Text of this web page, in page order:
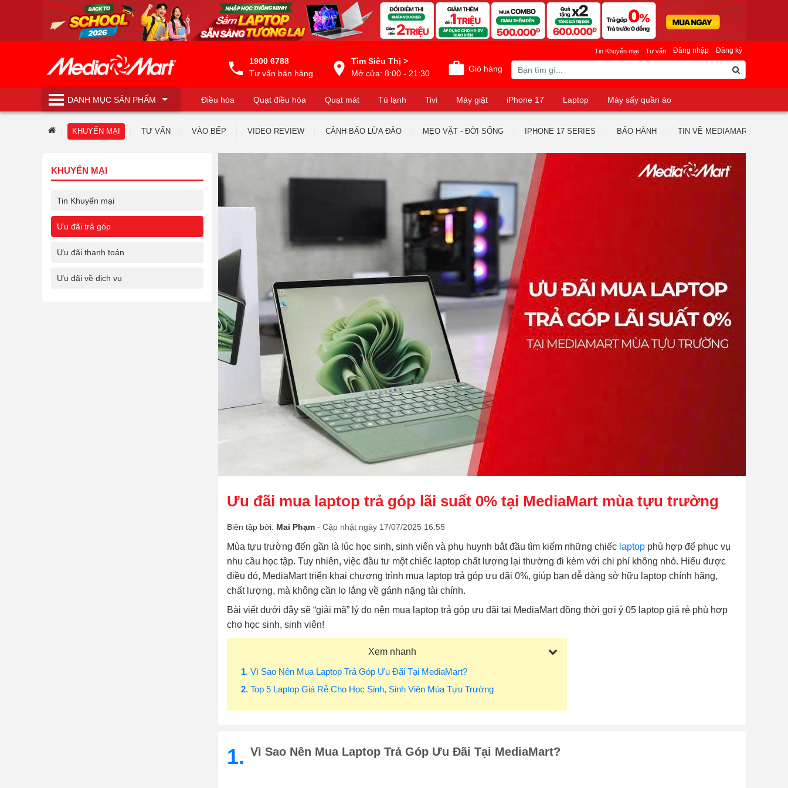
1900 6788
Tư vấn bán hàng
Tìm Siêu Thị >
Mở cửa: 8:00 - 21:30
Giỏ hàng
Đăng nhập Đăng ký
Tin Khuyến mại Tư vấn
DANH MỤCSẢN PHẨM Điều hòa Quạt điều hòa Quạt mát Tủ lạnh Tivi Máy giặt iPhone 17 Laptop
Máy sấy quần áo
Máy lọc nước
KHUYẾN MẠI TƯ VẤN VÀO BẾP VIDEO REVIEW CẢNH BÁO LỪA ĐẢO MẸO VẶT - ĐỜI SỐNG IPHONE 17 SERIES BẢO HÀNH TIN VỀ MEDIAMART
KHUYẾN MẠI
Tin Khuyến mại
Ưu đãi trả góp
Ưu đãi thanh toán
Ưu đãi về dịch vụ
Ưu đãi mua laptop trả góp lãi suất 0% tại MediaMart mùa tựu trường
Biên tập bởi: Mai Phạm - Cập nhật ngày 17/07/2025 16:55
Mùa tựu trường đến gần là lúc học sinh, sinh viên và phụ huynh bắt đầu tìm kiếm những chiếc laptop phù hợp để phục vụ
nhu cầu học tập. Tuy nhiên, việc đầu tư một chiếc laptop chất lượng lại thường đi kèm với chi phí không nhỏ. Hiểu được
điều đó, MediaMart triển khai chương trình mua laptop trả góp ưu đãi 0%, giúp bạn dễ dàng sở hữu laptop chính hãng,
chất lượng, mà không cần lo lắng về gánh nặng tài chính.
Bài viết dưới đây sẽ “giải mã” lý do nên mua laptop trả góp ưu đãi tại MediaMart đồng thời gợi ý 05 laptop giá rẻ phù hợp
cho học sinh, sinh viên!
Xem nhanh
1. Vì Sao Nên Mua Laptop Trả Góp Ưu Đãi Tại MediaMart?
2. Top 5 Laptop Giá Rẻ Cho Học Sinh, Sinh Viên Mùa Tựu Trường
1. Vì Sao Nên Mua Laptop Trả Góp Ưu Đãi Tại MediaMart?